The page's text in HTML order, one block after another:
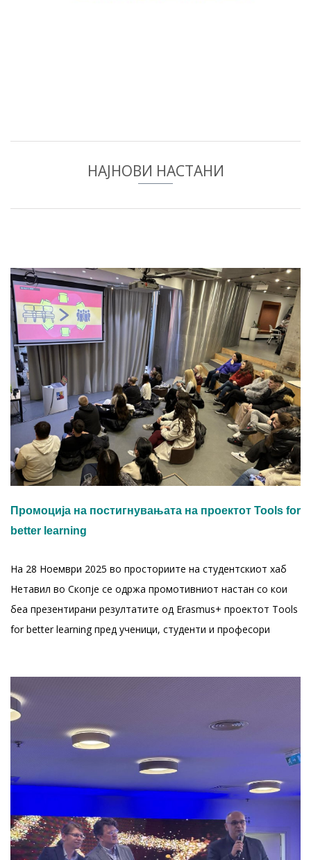
НАЈНОВИ НАСТАНИ
Промоција на постигнувањата на проектот Tools for
better learning
На 28 Ноември 2025 во просториите на студентскиот хаб
Нетавил во Скопје се одржа промотивниот настан со кои
беа презентирани резултатите од Erasmus+ проектот Tools
for better learning пред ученици, студенти и професори